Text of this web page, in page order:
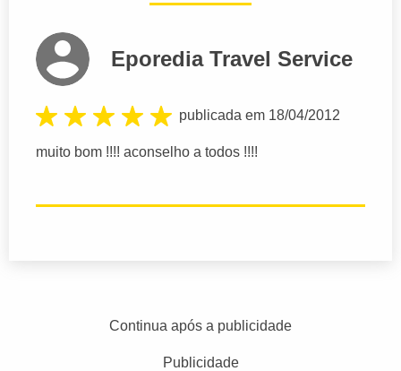
Eporedia Travel Service
publicada em 18/04/2012
muito bom !!!! aconselho a todos !!!!
Continua após a publicidade
Publicidade